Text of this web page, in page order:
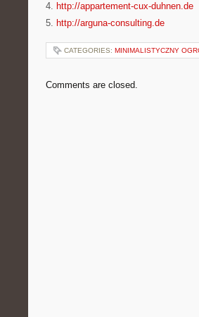
4. http://appartement-cux-duhnen.de
5. http://arguna-consulting.de
CATEGORIES: MINIMALISTYCZNY
Comments are closed.